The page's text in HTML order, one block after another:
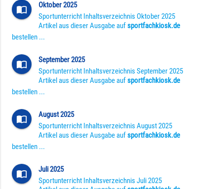
import_contacts
Oktober 2025
Sportunterricht Inhaltsverzeichnis Oktober 2025
Artikel aus dieser Ausgabe aufsportfachkiosk.de
bestellen ...
import_contacts
September 2025
Sportunterricht Inhaltsverzeichnis September 2025
Artikel aus dieser Ausgabe aufsportfachkiosk.de
bestellen ...
import_contacts
August 2025
Sportunterricht Inhaltsverzeichnis August 2025
Artikel aus dieser Ausgabe aufsportfachkiosk.de
bestellen ...
import_contacts
Juli 2025
Sportunterricht Inhaltsverzeichnis Juli 2025